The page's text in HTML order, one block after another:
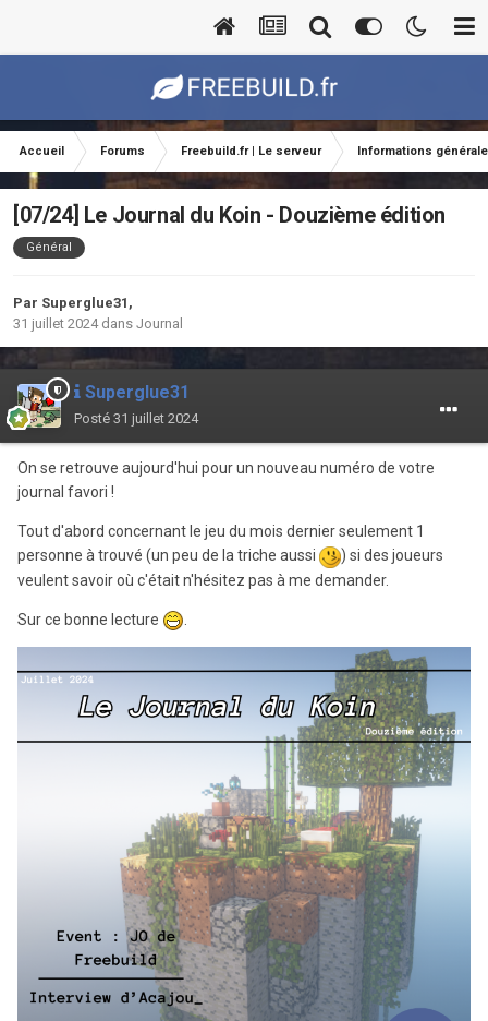
Accueil Forums Freebuild.fr | Le serveur Informations
[07/24] Le Journal du Koin - Douzième édition
Général
Par Superglue31 ,
31 juillet 2024dans Journal
Superglue31
Posté 31 juillet 2024
On se retrouve aujourd'hui pour un nouveau numéro de votre
journal favori !
Tout d'abord concernant le jeu du mois dernier seulement 1
personne à trouvé (un peu de la triche aussi
) si des joueurs
veulent savoir où c'était n'hésitez pas à me demander.
Sur ce bonne lecture